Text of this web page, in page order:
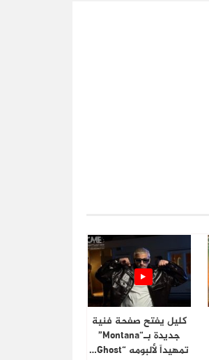
كليل يفتح صفحة فنية
جديدة بـ“Montana”
تمهيداً لألبومه “Ghost…